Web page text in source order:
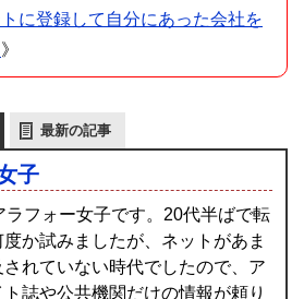
に登録して自分にあった会社を
》
最新の記事
子
ラフォー女子です。20代半ばで転
か試みましたが、ネットがあま
されていない時代でしたので、ア
ト誌や公共機関だけの情報が頼り